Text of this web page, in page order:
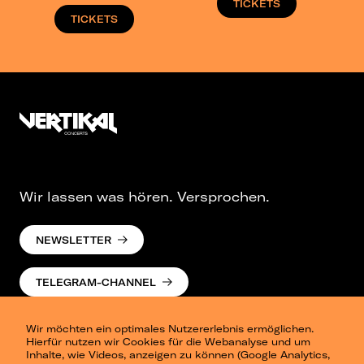
TICKETS
TICKETS
Wir möchten ein optimales Nutzererlebnis ermöglichen.
Hierfür nutzen wir Cookies für die Webanalyse und um
Inhalte, wie Videos, anzeigen zu können (Google Analytics,
Wir lassen was hören. Versprochen.
NEWSLETTER
TELEGRAM-CHANNEL